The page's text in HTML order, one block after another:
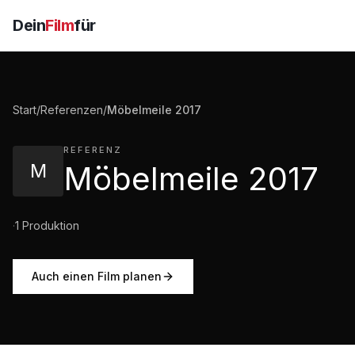
DeinFilmfür
Start/Referenzen/Möbelmeile 2017
M
REFERENZ
Möbelmeile 2017
·1 Produktion
Auch einen Film planen